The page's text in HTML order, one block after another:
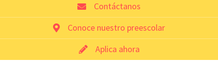
Contáctanos
Conoce nuestro preescolar
Aplica ahora